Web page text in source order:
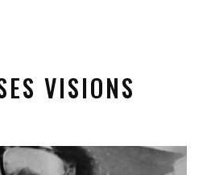
VISIONS